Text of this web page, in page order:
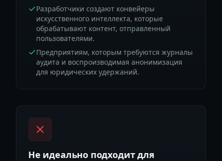
Разработчики создают конвейеры
искусственного интеллекта, которые
обрабатывают контент, отправленный
пользователями.
Предприятиям, которым требуются журналы
аудита и воспроизводимая анонимизация
для юридических удержаний.
Не идеально подходит для